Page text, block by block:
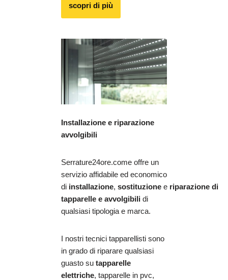
scopri di più
Installazione e riparazione
avvolgibili
Serrature24ore.come offre un
servizio affidabile ed economico
di installazione, sostituzione e riparazione di
tapparelle e avvolgibili di
qualsiasi tipologia e marca.
I nostri tecnici tapparellisti sono
in grado di riparare qualsiasi
guasto su tapparelle
elettriche, tapparelle in pvc,